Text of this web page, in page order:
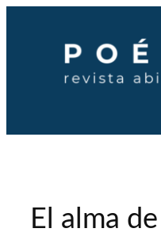
contenido
El alma